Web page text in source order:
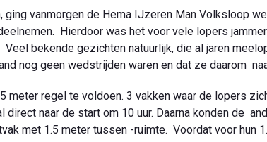
ging vanmorgen de Hema IJzeren Man Volksloop
Hierdoor was het voor vele lopers
bekende gezichten natuurlijk, die al jaren
nog geen wedstrijden waren en dat ze daarom
meter regel te voldoen. 3 vakken waar de lopers
naar de start om 10 uur. Daarna konden de
met 1.5 meter tussen -ruimte. Voordat voor hun